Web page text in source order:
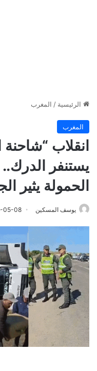
الرئيسية / المغرب
المغرب
انقلاب
يستنفر
الحمولة يثير
يوسف المسكين 05-08